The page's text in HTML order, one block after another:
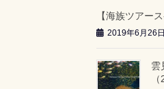
【海族ツアー
2019年6月26日
雲